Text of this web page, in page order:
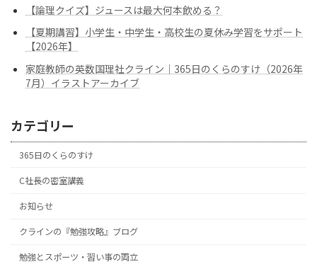
【論理クイズ】ジュースは最大何本飲める？
【夏期講習】小学生・中学生・高校生の夏休み学習をサポート
【2026年】
家庭教師の英数国理社クライン｜365日のくらのすけ（2026年
7月）イラストアーカイブ
カテゴリー
365日のくらのすけ
C社長の密室講義
お知らせ
クラインの『勉強攻略』ブログ
勉強とスポーツ・習い事の両立